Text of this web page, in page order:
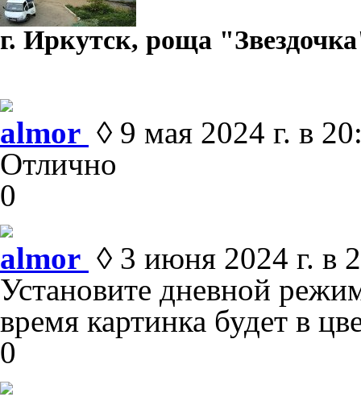
г. Иркутск, роща
almor ◊ 9 мая 2024 г. в
Отлично
0
almor ◊ 3 июня 2024 г. в
Установите дневной
время картинка будет в
0